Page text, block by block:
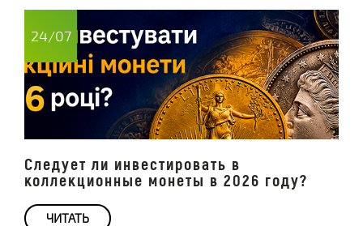
24/07
Следует ли инвестировать в
коллекционные монеты в 2026 году?
ЧИТАТЬ